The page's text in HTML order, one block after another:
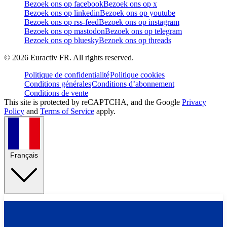
Bezoek ons op facebookBezoek ons op x
Bezoek ons op linkedinBezoek ons op youtube
Bezoek ons op rss-feedBezoek ons op instagram
Bezoek ons op mastodonBezoek ons op telegram
Bezoek ons op blueskyBezoek ons op threads
© 2026 Euractiv FR. All rights reserved.
Politique de confidentialitéPolitique cookies
Conditions généralesConditions d’abonnement
Conditions de vente
This site is protected by reCAPTCHA, and the Google Privacy
Policy and Terms of Service apply.
Français